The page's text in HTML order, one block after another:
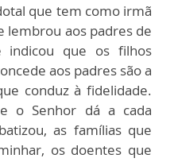
que tem como irmã
lembrou aos padres de
indicou que os filhos
aos padres são a
conduz à fidelidade.
o Senhor dá a cada
as famílias que
os doentes que